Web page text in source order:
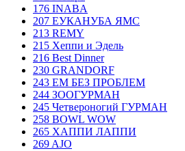
176 INABA
207 ЕУКАНУБА ЯМС
213 REMY
215 Хеппи и Эдель
216 Best Dinner
230 GRANDORF
243 ЕМ БЕЗ ПРОБЛЕМ
244 ЗООГУРМАН
245 Четвероногий ГУРМАН
258 BOWL WOW
265 ХАППИ ЛАППИ
269 AJO